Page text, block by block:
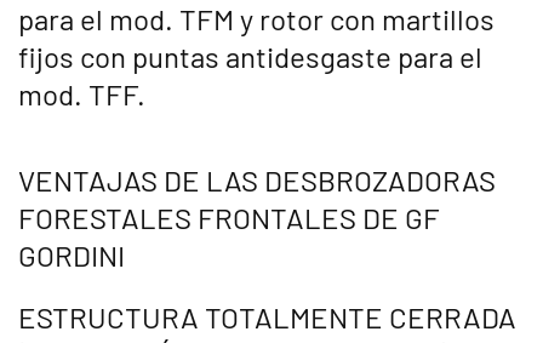
para el mod. TFM y rotor con martillos
fijos con puntas antidesgaste para el
mod. TFF.
VENTAJAS DE LAS DESBROZADORAS
FORESTALES FRONTALES DE GF
GORDINI
ESTRUCTURA TOTALMENTE CERRADA